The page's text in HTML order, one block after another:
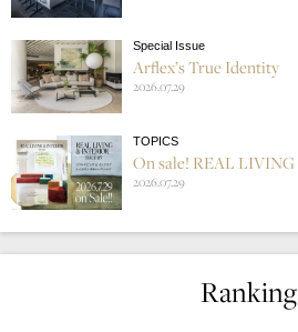
Special Issue
Arflex’s True Identity
2026.07.29
TOPICS
On sale! REAL LIVING
2026.07.29
Ranking